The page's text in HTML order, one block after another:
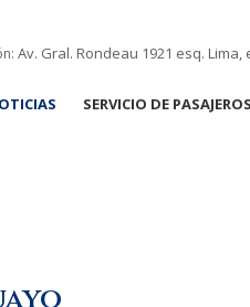
Av. Gral. Rondeau 1921 esq. Lima,
SERVICIO DE PASAJEROS